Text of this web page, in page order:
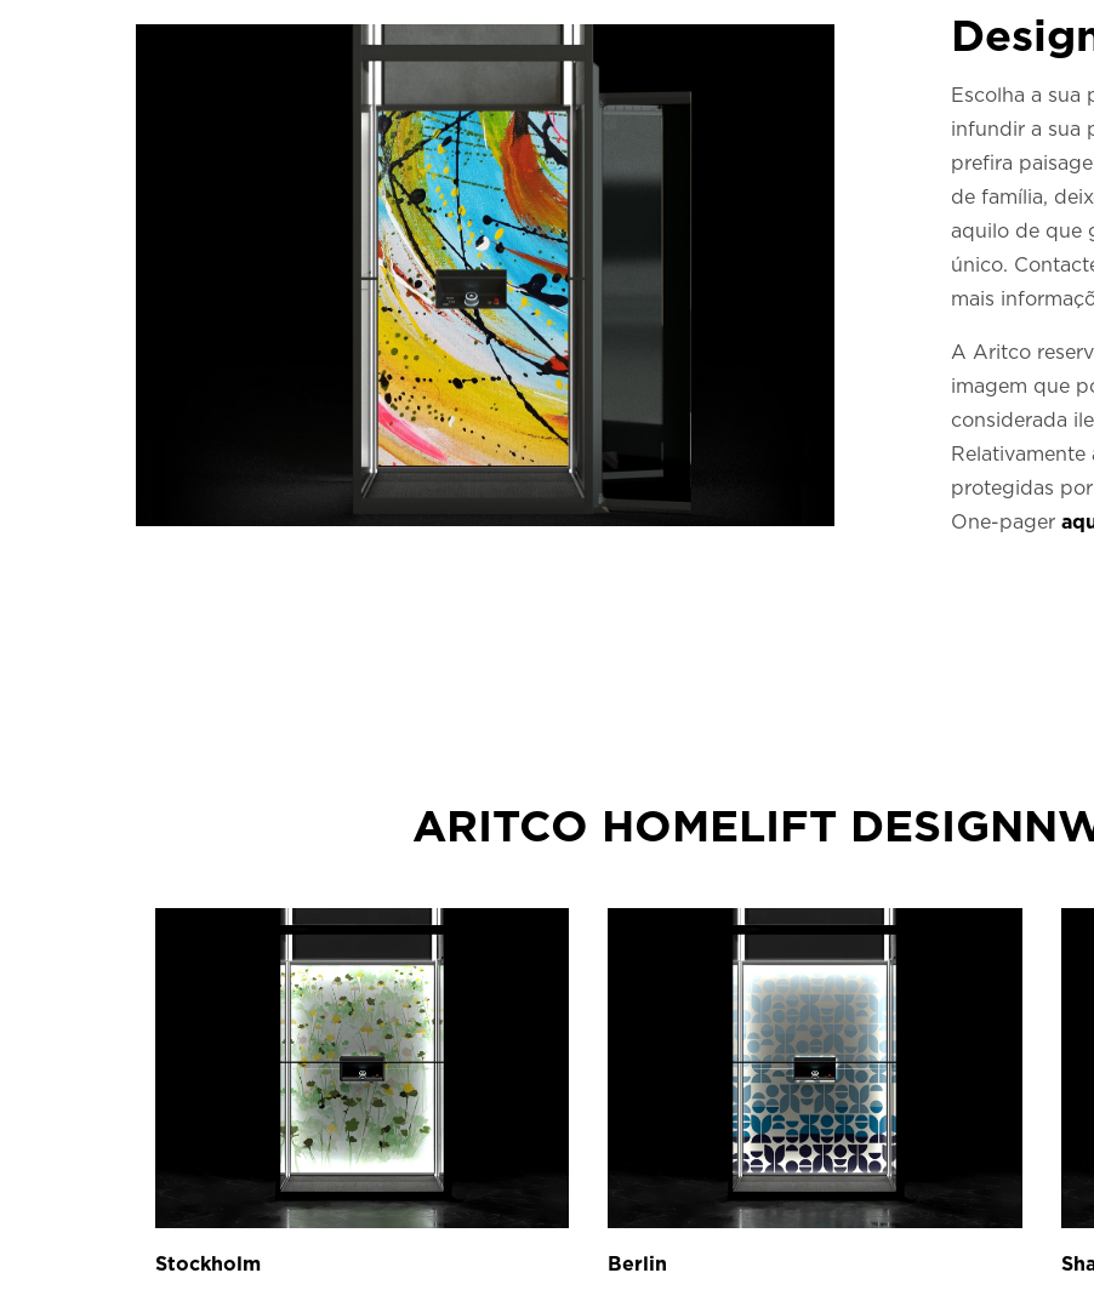
Escolha a sua
infundir a sua
prefira
de família,
aquilo de que
único.
mais
A Aritco
imagem que
considerada
Relativamente
protegidas
One-pager
ARITCO HOMELIFT
Stockholm Berlin